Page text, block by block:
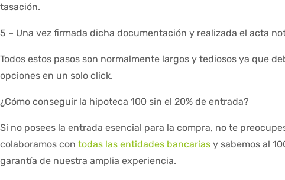
tasación.
5 – Una vez firmada dicha documentación y realizada el acta
Todos estos pasos son normalmente largos y tediosos ya que
opciones en un solo click.
¿Cómo conseguir la hipoteca 100 sin el 20% de entrada?
Si no posees la entrada esencial para la compra, no te
colaboramos con todas las entidades bancarias y sabemos al
garantía de nuestra amplia experiencia.